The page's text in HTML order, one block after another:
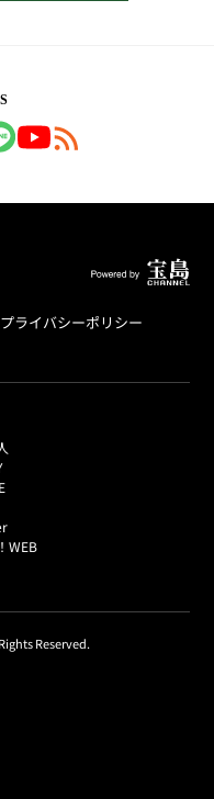
プライバシーポリシー
WEB
Reserved.